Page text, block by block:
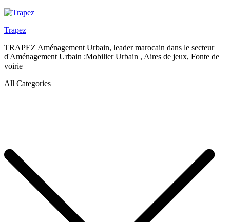
Trapez
TRAPEZ Aménagement Urbain, leader marocain dans le secteur
d'Aménagement Urbain :Mobilier Urbain , Aires de jeux, Fonte de
voirie
All Categories